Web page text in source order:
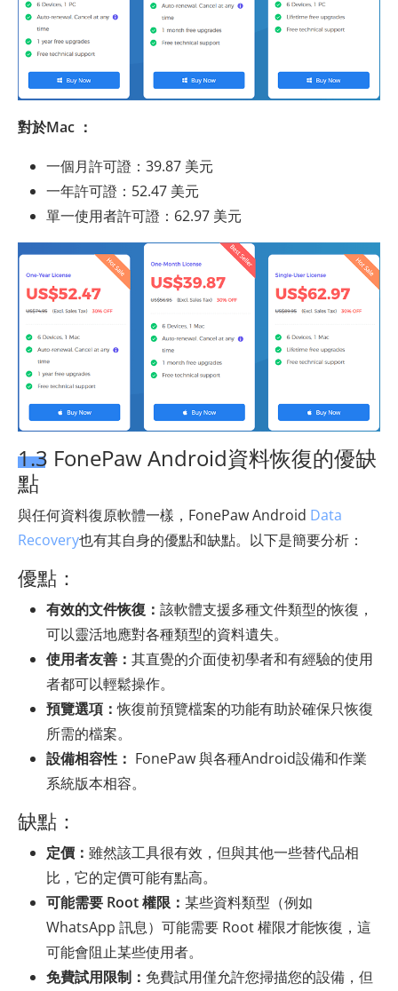
對於Mac ：
一個月許可證：39.87 美元
一年許可證：52.47 美元
單一使用者許可證：62.97 美元
1.3 FonePaw Android資料恢復的優缺
點
與任何資料復原軟體一樣，FonePaw Android Data
Recovery也有其自身的優點和缺點。以下是簡要分析：
優點：
有效的文件恢復： 該軟體支援多種文件類型的恢復，
可以靈活地應對各種類型的資料遺失。
使用者友善： 其直覺的介面使初學者和有經驗的使用
者都可以輕鬆操作。
預覽選項：恢復前預覽檔案的功能有助於確保只恢復
所需的檔案。
設備相容性： FonePaw 與各種Android設備和作業
系統版本相容。
缺點：
定價： 雖然該工具很有效，但與其他一些替代品相
比，它的定價可能有點高。
可能需要 Root 權限： 某些資料類型（例如
WhatsApp 訊息）可能需要 Root 權限才能恢復，這
可能會阻止某些使用者。
免費試用限制： 免費試用僅允許您掃描您的設備，但